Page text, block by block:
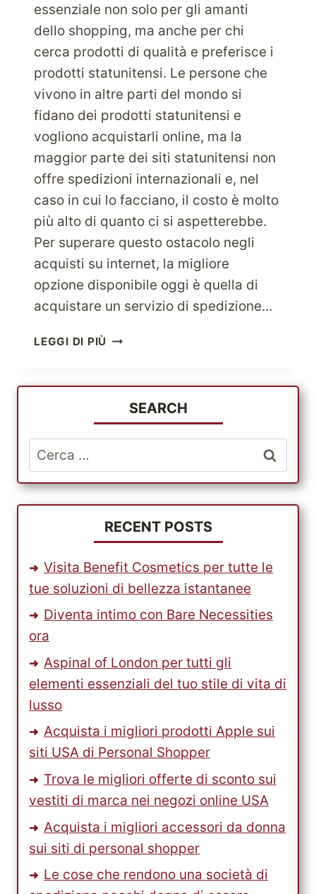
essenziale non solo per gli amanti
dello shopping, ma anche per chi
cerca prodotti di qualità e preferisce i
prodotti statunitensi. Le persone che
vivono in altre parti del mondo si
fidano dei prodotti statunitensi e
vogliono acquistarli online, ma la
maggior parte dei siti statunitensi non
offre spedizioni internazionali e, nel
caso in cui lo facciano, il costo è molto
più alto di quanto ci si aspetterebbe.
Per superare questo ostacolo negli
acquisti su internet, la migliore
opzione disponibile oggi è quella di
acquistare un servizio di spedizione…
LEGGI DI PIÙ ANCHE
CARI
MERITANO
IL
SERVIZIO
MIGLIORE
SOCIETÀ
DI
SPEDIZIONE
DI
PACCHI
SEARCH
Ricerca
per:
RECENT POSTS
Visita Benefit Cosmetics per tutte le
tue soluzioni di bellezza istantanee
Diventa intimo con Bare Necessities
ora
Aspinal of London per tutti gli
elementi essenziali del tuo stile di vita di
lusso
Acquista i migliori prodotti Apple sui
siti USA di Personal Shopper
Trova le migliori offerte di sconto sui
vestiti di marca nei negozi online USA
Acquista i migliori accessori da donna
sui siti di personal shopper
Le cose che rendono una società di